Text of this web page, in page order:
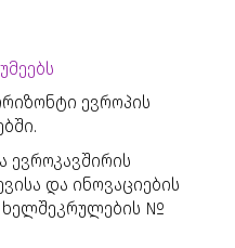
ევროპის
ევროკავშირის
და ინოვაციების
ხელშეკრულების №